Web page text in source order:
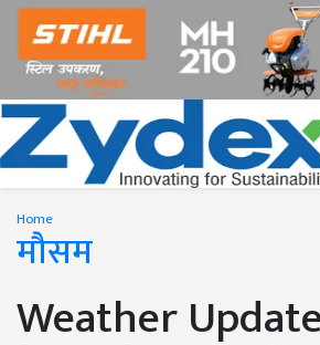
Home
मौसम
Weather